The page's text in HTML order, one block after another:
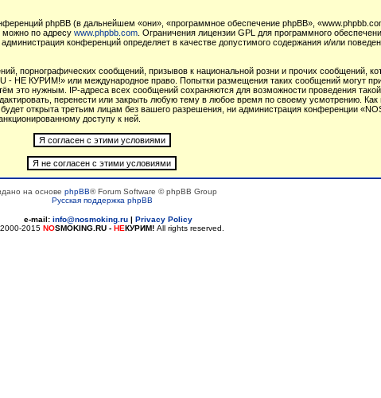
phpBB (в дальнейшем «они», «программное обеспечение phpBB»,
можно по адресу www.phpbb.com . Ограничения лицензии GPL для программного
конференций определяет в качестве допустимого содержания и/или
порнографических сообщений, призывов к национальной розни и прочих сообщений,
- НЕ КУРИМ!» или международное право. Попытки размещения таких сообщений могут
это нужным. IP-адреса всех сообщений сохраняются для возможности проведения
перенести или закрыть любую тему в любое время по своему усмотрению. Как
открыта третьим лицам без вашего разрешения, ни администрация конференции
доступу к ней.
на основе phpBB® Forum Software © phpBB Group
Русская поддержка phpBB
e-mail: info@nosmoking.ru | Privacy Policy
2015 NOSMOKING.RU - НЕКУРИМ! All rights reserved.